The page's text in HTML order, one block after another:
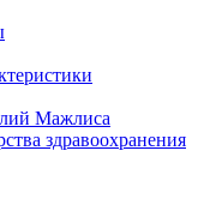
Мажлиса
здравоохранения